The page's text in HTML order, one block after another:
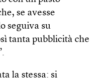
se avesse
seguiva su
tanta pubblicità che
la stessa: si